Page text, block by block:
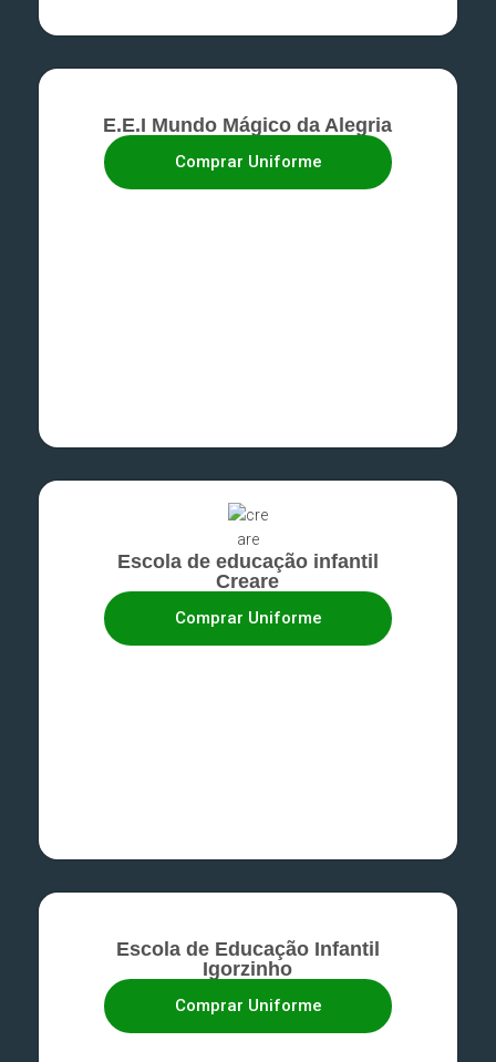
E.E.I Mundo Mágico da Alegria
Comprar Uniforme
Escola de educação infantil
Creare
Comprar Uniforme
Escola de Educação Infantil
Igorzinho
Comprar Uniforme